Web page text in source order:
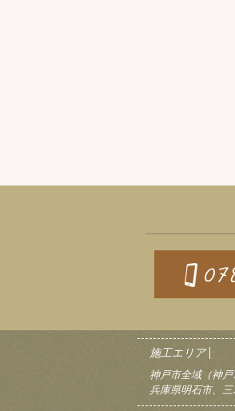
施工エリア
神戸市全域（神
兵庫県明石市、